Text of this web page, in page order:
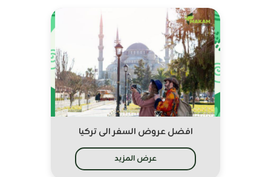
افضل عروض السفر الى تركيا
عرض المزيد